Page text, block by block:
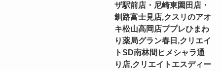
ザ駅前店・尼崎東園田店・
釧路富士見店,クスリのアオ
キ松山高岡店ププレひまわ
り薬局グラン春日,クリエイ
トSD南林間ヒメシャラ通
り店,クリエイトエスディー